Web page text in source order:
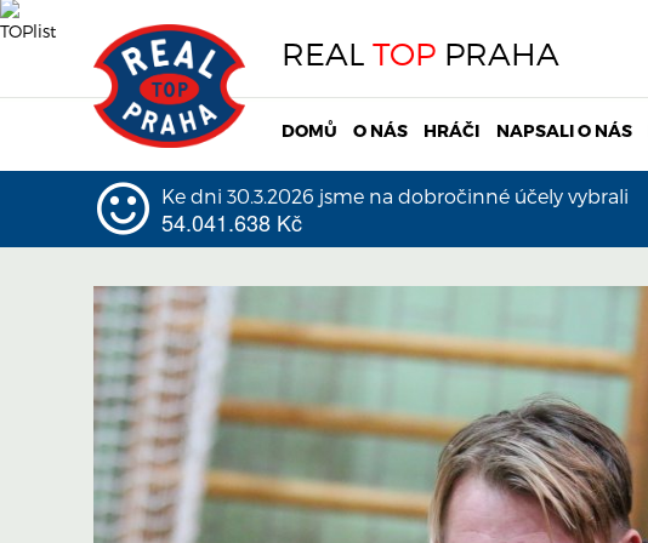
REAL TOP PRAHA
DOMŮ O NÁS HRÁČI NAPSALI O NÁS
Ke dni 30.3.2026 jsme na dobročinné účely vybrali
54.041.638 Kč